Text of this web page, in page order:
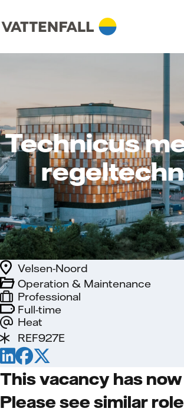
Technicus
Full-time
Velsen-Noord
Professional
Operation & Maintenance
Heat
REF927E
This vacancy has
Please see similar